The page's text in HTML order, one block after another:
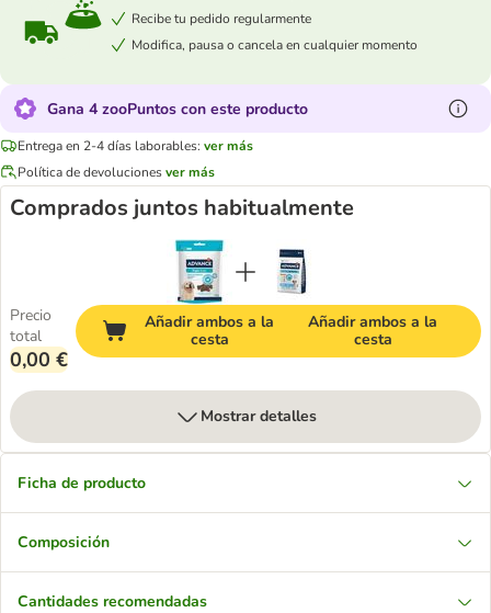
Recibe tu pedido regularmente
Modifica, pausa o cancela en cualquier momento
Gana 4 zooPuntos con este producto
Entrega en 2-4 días laborables: ver más
Política de devolucionesver más
Comprados juntos habitualmente
Precio
total
0,00 €
Añadir ambos a la
cesta
Añadir ambos a la
cesta
Mostrar detalles
Ficha de producto
Composición
Cantidades recomendadas